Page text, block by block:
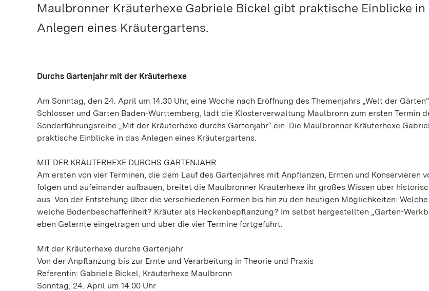
Maulbronner Kräuterhexe Gabriele Bickel gibt praktische Einblicke in
Anlegen eines Kräutergartens.
Durchs Gartenjahr mit der Kräuterhexe
Am Sonntag, den 24. April um 14.30 Uhr, eine Woche nach Eröffnung des Themenjahrs „Welt der
Schlösser und Gärten Baden-Württemberg, lädt die Klosterverwaltung Maulbronn zum ersten Termin
Sonderführungsreihe „Mit der Kräuterhexe durchs Gartenjahr“ ein. Die Maulbronner Kräuterhexe
praktische Einblicke in das Anlegen eines Kräutergartens.
MIT DER KRÄUTERHEXE DURCHS GARTENJAHR
Am ersten von vier Terminen, die dem Lauf des Gartenjahres mit Anpflanzen, Ernten und Konservieren
folgen und aufeinander aufbauen, breitet die Maulbronner Kräuterhexe ihr großes Wissen über
aus. Von der Entstehung über die verschiedenen Formen bis hin zu den heutigen Möglichkeiten:
welche Bodenbeschaffenheit? Kräuter als Heckenbepflanzung? Im selbst hergestellten „Garten-
eben Gelernte eingetragen und über die vier Termine fortgeführt.
Mit der Kräuterhexe durchs Gartenjahr
Von der Anpflanzung bis zur Ernte und Verarbeitung in Theorie und Praxis
Referentin: Gabriele Bickel, Kräuterhexe Maulbronn
Sonntag, 24. April um 14.00 Uhr